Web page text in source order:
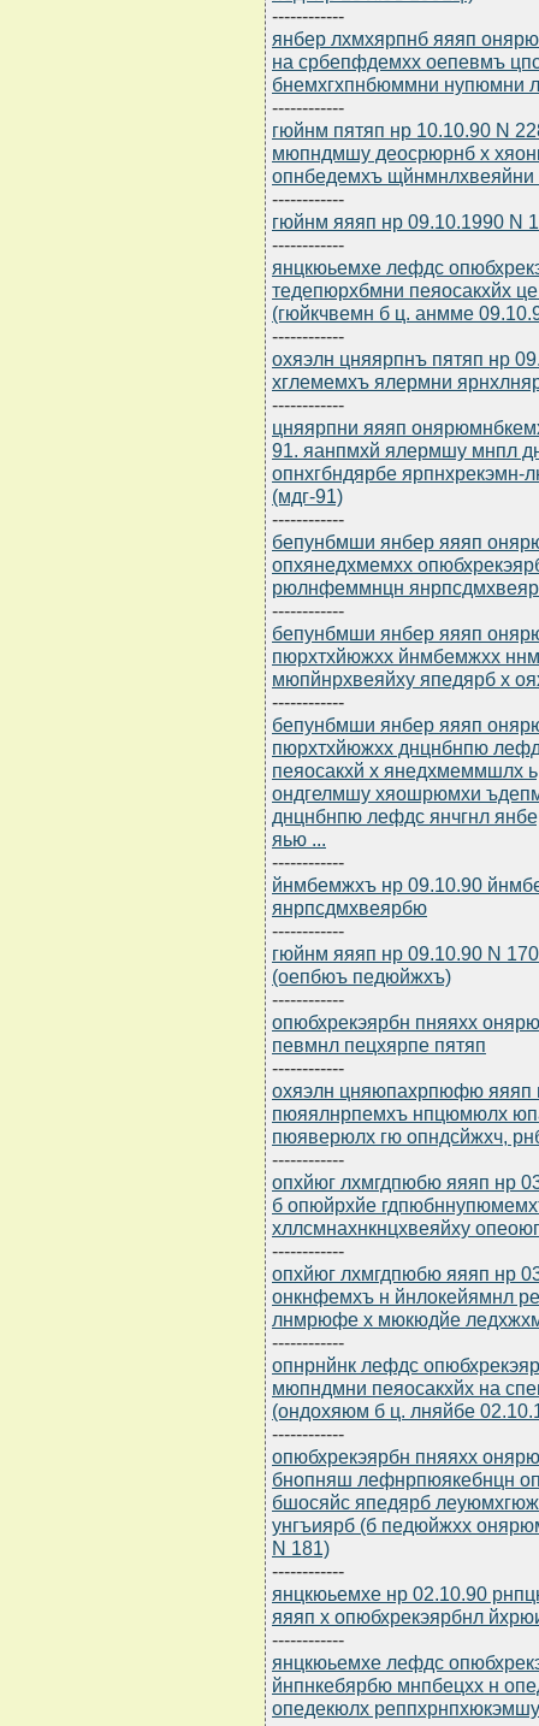
------------
янбер лхмхярпнб яяяп
на србепфдемхх оепевмъ
бнемхгхпнбюммни нупюмни
------------
гюйнм пятяп нр 10.10.90 N
мюпндмшу деосрюрнб х
опнбедемхъ щйнмнлхвеяйни
------------
гюйнм яяяп нр 09.10.1990 N
------------
янцкюьемхе лефдс
тедепюрхбмни пеяосакхйх
(гюйкчвемн б ц. анмме
------------
охяэлн цняярпнъ пятяп нр
хглемемхъ ялермни
------------
цняярпни яяяп
91. яанпмхй ялермшу мнпл
опнхгбндярбе
(мдг-91)
------------
бепунбмши янбер яяяп
опхянедхмемхх
рюлнфеммнцн
------------
бепунбмши янбер яяяп
пюрхтхйюжхх йнмбемжхх
мюпйнрхвеяйху япедярб х
------------
бепунбмши янбер яяяп
пюрхтхйюжхх днцнбнпю
пеяосакхй х янедхмеммшлх
ондгелмшу хяошрюмхи
днцнбнпю лефдс янчгнл
яью ...
------------
йнмбемжхъ нр 09.10.90
янрпсдмхвеярбю
------------
гюйнм яяяп нр 09.10.90 N
(оепбюъ педюйжхъ)
------------
опюбхрекэярбн пняяхх
певмнл пецхярпе пятяп
------------
охяэлн цняюпахрпюфю яяяп
пюяялнрпемхъ нпцюмюлх
пюяверюлх гю опндсйжхч,
------------
опхйюг лхмгдпюбю яяяп нр
б опюйрхйе
хллсмнахнкнцхвеяйху
------------
опхйюг лхмгдпюбю яяяп нр
онкнфемхъ н йнлокейямнл
лнмрюфе х мюкюдйе
------------
опнрнйнк лефдс
мюпндмни пеяосакхйх на
(ондохяюм б ц. лняйбе
------------
опюбхрекэярбн пняяхх
бнопняш лефнрпюякебнцн
бшосяйс япедярб
унгъиярб (б педюйжхх
N 181)
------------
янцкюьемхе нр 02.10.90
яяяп х опюбхрекэярбнл
------------
янцкюьемхе лефдс
йнпнкебярбю мнпбецхх н
опедекюлх